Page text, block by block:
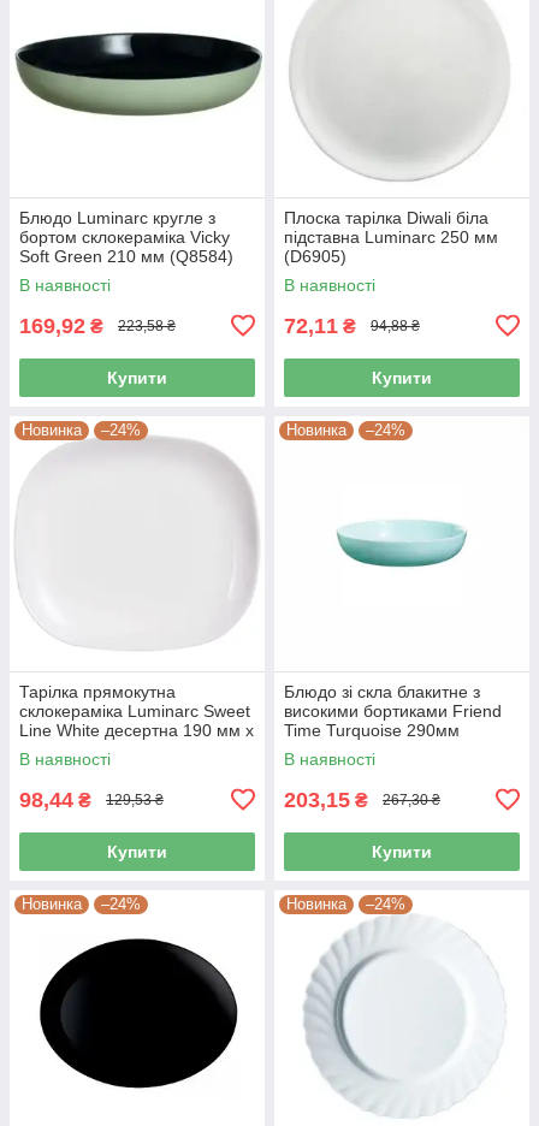
Блюдо Luminarc кругле з
бортом склокераміка Vicky
Soft Green 210 мм (Q8584)
В наявності
169,92 ₴ 223,58 ₴
Купити
Плоска тарілка Diwali біла
підставна Luminarc 250 мм
(D6905)
В наявності
72,11 ₴ 94,88 ₴
Купити
Новинка –24%
Тарілка прямокутна
склокераміка Luminarc Sweet
Line White десертна 190 мм х
210 мм (J0561)
В наявності
98,44 ₴ 129,53 ₴
Купити
Новинка –24%
Блюдо зі скла блакитне з
високими бортиками Friend
Time Turquoise 290мм
Luminarc (P6362)
В наявності
203,15 ₴ 267,30 ₴
Купити
Новинка –24% Новинка –24%